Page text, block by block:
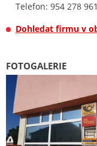
Telefon: 954 278 961
Dohledat firmu v
FOTOGALERIE